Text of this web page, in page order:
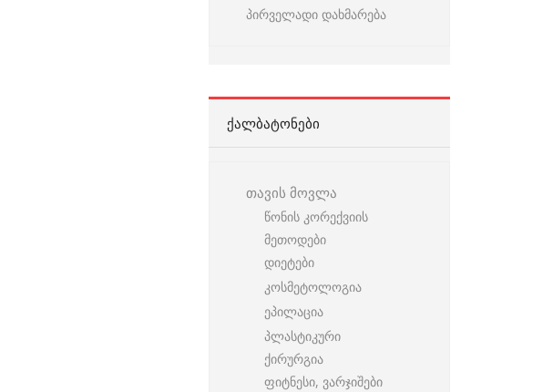
პირველადი დახმარება
ᲥᲐᲚᲑᲐᲢᲝᲜᲔᲑᲘ
თავის მოვლა
წონის კორექვიის
მეთოდები
დიეტები
კოსმეტოლოგია
ეპილაცია
პლასტიკური
ქირურგია
ფიტნესი, ვარჯიშები